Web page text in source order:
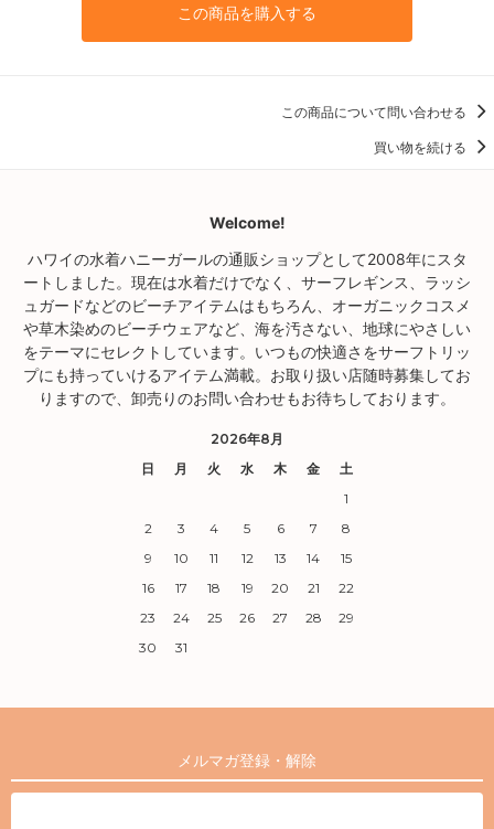
この商品を購入する
この商品について問い合わせる
買い物を続ける
Welcome!
ハワイの水着ハニーガールの通販ショップとして2008年にスタ
ートしました。現在は水着だけでなく、サーフレギンス、ラッシ
ュガードなどのビーチアイテムはもちろん、オーガニックコスメ
や草木染めのビーチウェアなど、海を汚さない、地球にやさしい
をテーマにセレクトしています。いつもの快適さをサーフトリッ
プにも持っていけるアイテム満載。お取り扱い店随時募集してお
りますので、卸売りのお問い合わせもお待ちしております。
2026年8月
日
月 火 水 木 金
土
1
2
3 4 5 6 7
8
9
10 11 12 13 14
15
16
17 18 19 20 21
22
23
24 25 26 27 28
29
30
31
メルマガ登録・解除